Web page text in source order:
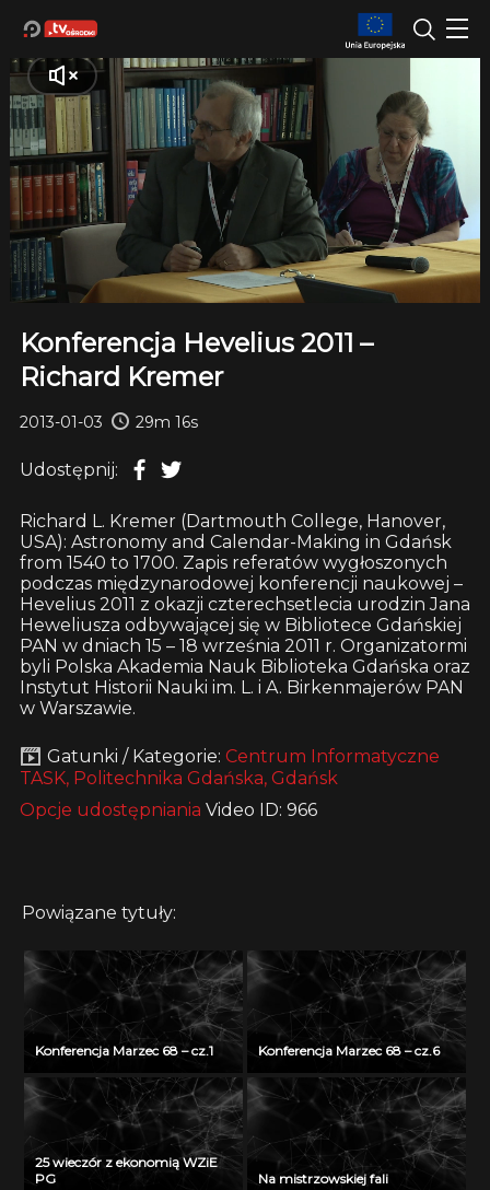
Konferencja Hevelius 2011 –
Richard Kremer
2013-01-03 29m 16s
Udostępnij:
Richard L. Kremer (Dartmouth College, Hanover,
USA): Astronomy and Calendar-Making in Gdańsk
from 1540 to 1700. Zapis referatów wygłoszonych
podczas międzynarodowej konferencji naukowej –
Hevelius 2011 z okazji czterechsetlecia urodzin Jana
Heweliusza odbywającej się w Bibliotece Gdańskiej
PAN w dniach 15 – 18 września 2011 r. Organizatormi
byli Polska Akademia Nauk Biblioteka Gdańska oraz
Instytut Historii Nauki im. L. i A. Birkenmajerów PAN
w Warszawie.
Gatunki / Kategorie: Centrum Informatyczne
TASK, Politechnika Gdańska, Gdańsk
Opcje udostępniania Video ID: 966
Powiązane tytuły:
Konferencja Marzec 68 – cz.1 Konferencja Marzec 68 – cz.6
25 wieczór z ekonomią WZiE
PG
Na mistrzowskiej fali